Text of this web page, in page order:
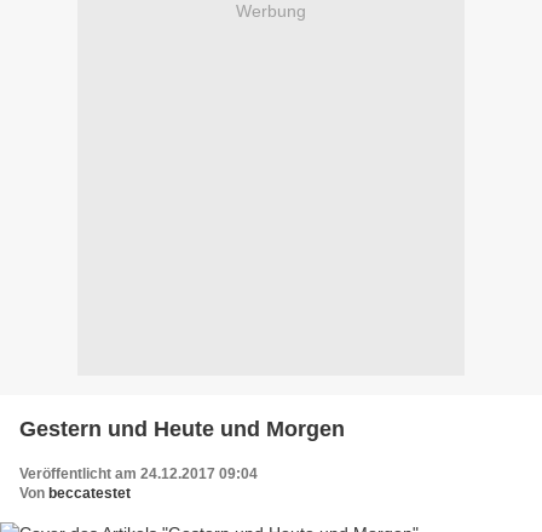
Werbung
Gestern und Heute und Morgen
Veröffentlicht am 24.12.2017 09:04
Von beccatestet